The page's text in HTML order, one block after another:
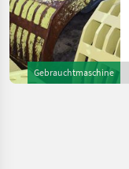
Gebrauchtmaschine